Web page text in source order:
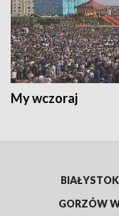
My wczoraj
BIAŁYSTOK
GORZÓW